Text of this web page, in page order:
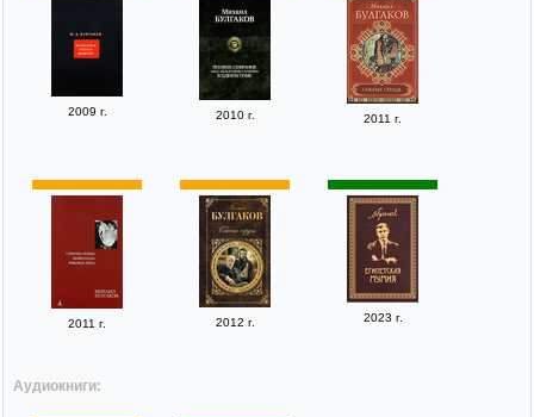
2009 г. 2010 г. 2011 г.
2011 г. 2012 г. 2023 г.
Аудиокниги: